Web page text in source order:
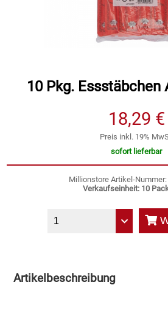
Speichermedien und Rohlinge
Zubehör
Cateringzubehör
Convenience Obst & Gemüse
Einwegartikel / Trinkhalme
Elektrogeräte
10 Pkg. Essstäbchen
18,29 €
Preis inkl. 19%
sofort lieferbar
Millionstore Artikel-Nummer:
Verkaufseinheit: 10
Artikelbeschreibung